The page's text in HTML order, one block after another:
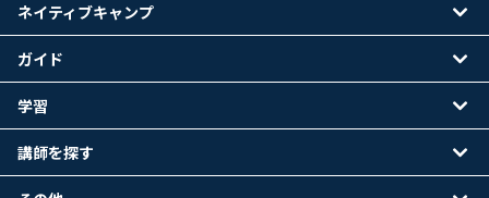
ネイティブキャンプ
ガイド
学習
講師を探す